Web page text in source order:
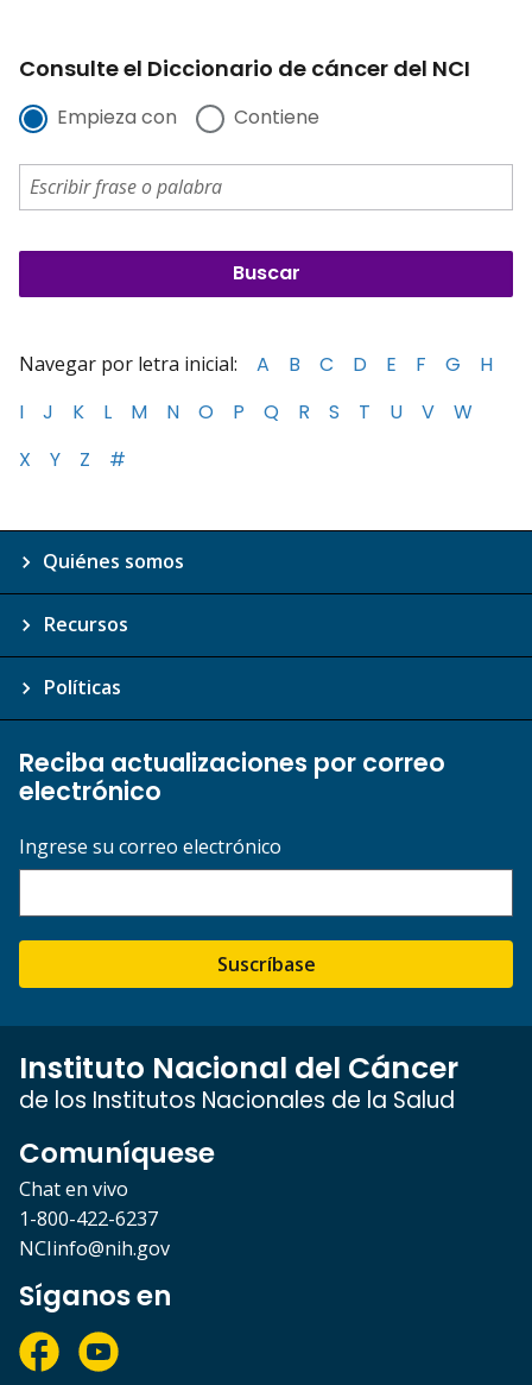
Consulte el Diccionario de cáncer del NCI
Empieza con Contiene
Navegar por letra inicial: A B C D E F G
H
I
J K L M N O P Q R S T U V
W
X
Y Z #
Quiénes somos
Recursos
Políticas
Reciba actualizaciones por correo
electrónico
Ingrese su correo electrónico
Suscríbase
Instituto Nacional del Cáncer
de los Institutos Nacionales de la Salud
Comuníquese
Chat en vivo
1-800-422-6237
NCIinfo@nih.gov
Síganos en